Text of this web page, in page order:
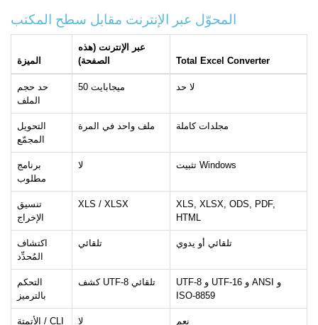
المحوّل عبر الإنترنت مقابل سطح المكتب
الميزة
عبر الإنترنت (هذه
الصفحة)
Total Excel Converter
حد حجم
الملف
50 ميجابايت لا حد
التحويل
المجمّع
ملف واحد في المرة مجلدات كاملة
برنامج
مطلوب
لا تثبيت Windows
تنسيق
الإخراج
XLS / XLSX
XLS, XLSX, ODS, PDF,
HTML
اكتشاف
المُحدِّد
تلقائي تلقائي أو يدوي
التحكم
بالترميز
كشف UTF-8 تلقائي
UTF-8 و UTF-16 و ANSI و
ISO-8859
الأتمتة / CLI لا نعم